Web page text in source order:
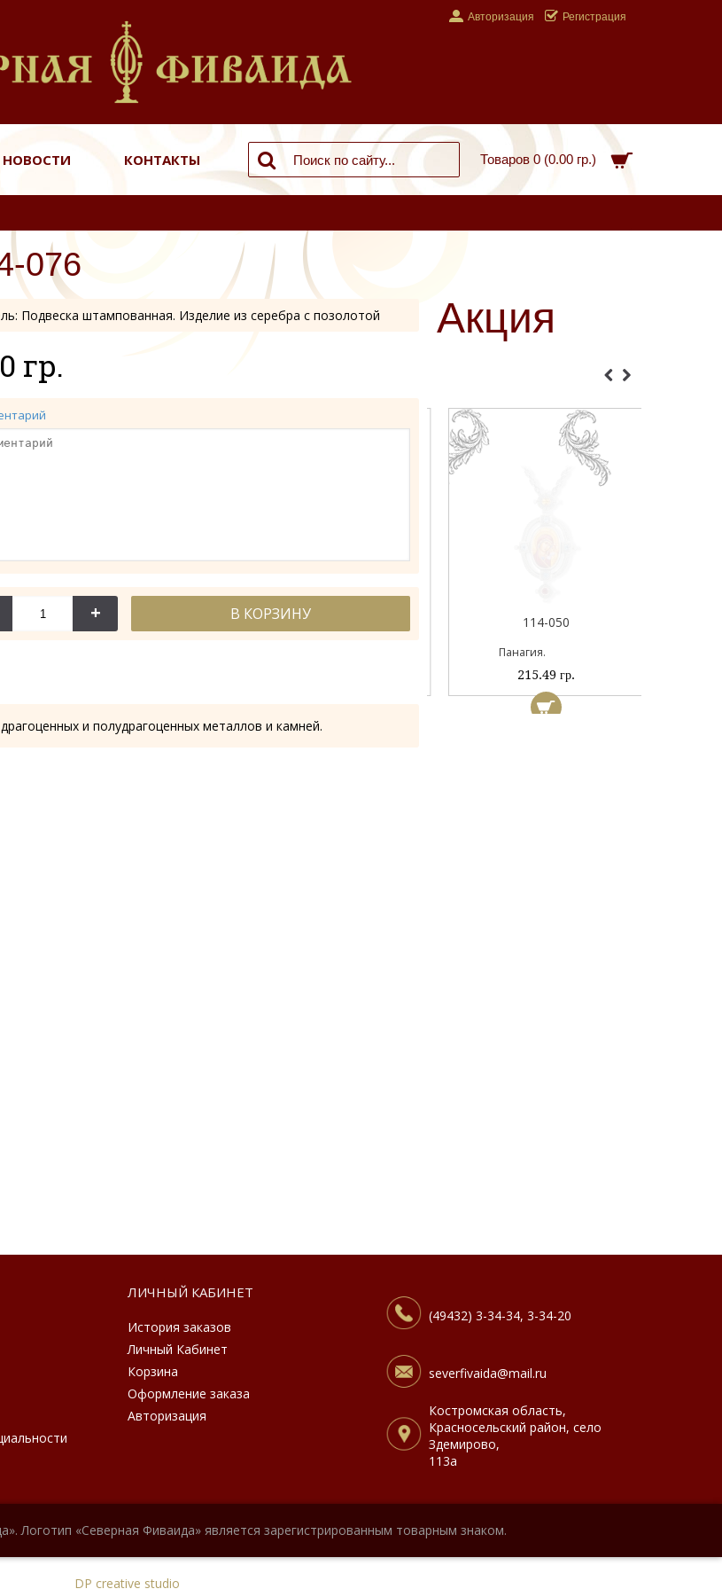
Авторизация Регистрация
НОВОСТИ КОНТАКТЫ Товаров 0 (0.00 гр.)
Акция
114-044 114-044А 114-050
Панагия.
215.49 гр.
076
Подвеска штампованная. Изделие из серебра с позолотой
гр.
+ В КОРЗИНУ
и полудрагоценных металлов и камней.
ЛИЧНЫЙ КАБИНЕТ
История заказов
Личный Кабинет
Корзина
Оформление заказа
Авторизация
(49432) 3-34-34, 3-34-20
severfivaida@mail.ru
Костромская область,
Красносельский район, село
Здемирово,
113а
Логотип «Северная Фиваида» является зарегистрированным товарным знаком.
DP creative studio